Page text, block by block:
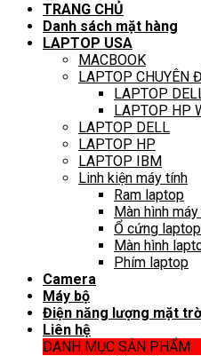
TRANG CHỦ
Danh sách mặt hàng
LAPTOP USA
MACBOOK
LAPTOP CHUYÊN
LAPTOP
LAPTOP HP
LAPTOP DELL
LAPTOP HP
LAPTOP IBM
Linh kiện máy tính
Ram laptop
Màn hình
Ổ cứng
Màn hình
Phím laptop
Camera
Máy bộ
Điện năng lượng mặt
Liên hệ
DANH MỤC SẢN PHẨM